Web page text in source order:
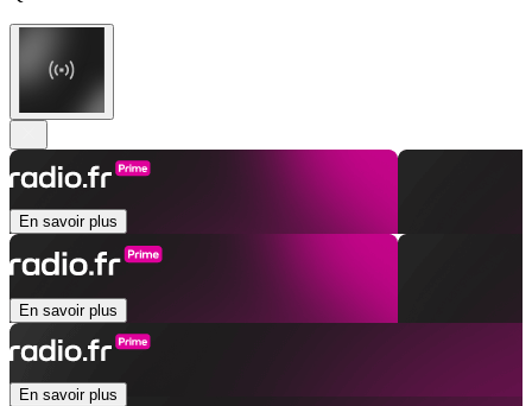
En savoir plus
En savoir plus
En savoir plus